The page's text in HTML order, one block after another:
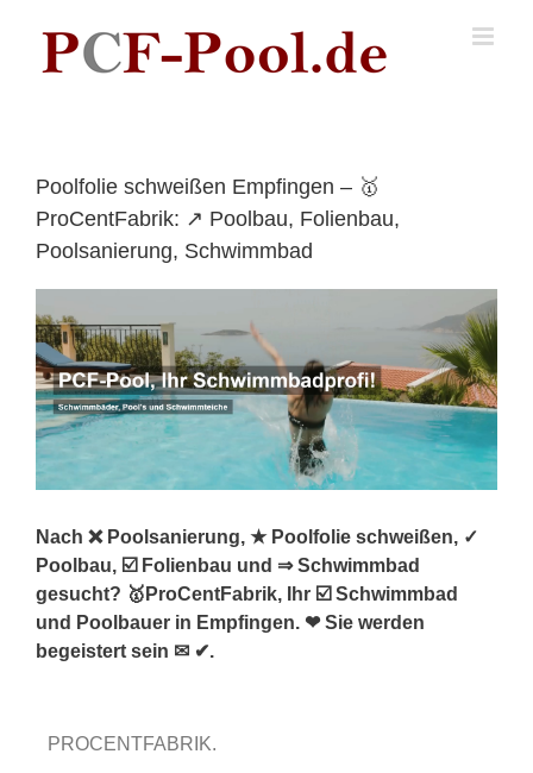
content
Poolfolie schweißen Empfingen – 🥇
ProCentFabrik: ↗️ Poolbau, Folienbau,
Poolsanierung, Schwimmbad
Nach ❌ Poolsanierung, ★ Poolfolie schweißen, ✓
Poolbau, ☑️ Folienbau und ⇒ Schwimmbad
gesucht? 🥇ProCentFabrik, Ihr ☑️ Schwimmbad
und Poolbauer in Empfingen. ❤ Sie werden
begeistert sein ✉ ✔.
PROCENTFABRIK.